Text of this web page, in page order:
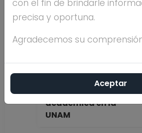
estudios
Antigüedad
académica en la
UNAM
con el fin de brindarle
precisa y oportuna.
Agradecemos su
Aceptar